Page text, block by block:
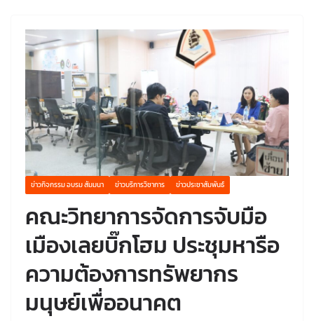
ข่าวกิจกรรม อบรม สัมมนา ข่าวบริการวิชาการ ข่าวประชาสัมพันธ์
คณะวิทยาการจัดการจับมือ
เมืองเลยบิ๊กโฮม ประชุมหารือ
ความต้องการทรัพยากร
มนุษย์เพื่ออนาคต